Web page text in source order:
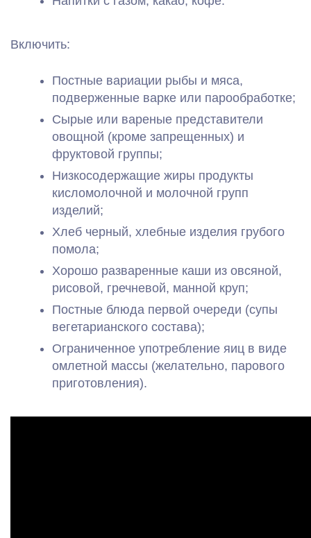
Включить:
Постные вариации рыбы и мяса,
подверженные варке или парообработке;
Сырые или вареные представители
овощной (кроме запрещенных) и
фруктовой группы;
Низкосодержащие жиры продукты
кисломолочной и молочной групп
изделий;
Хлеб черный, хлебные изделия грубого
помола;
Хорошо разваренные каши из овсяной,
рисовой, гречневой, манной круп;
Постные блюда первой очереди (супы
вегетарианского состава);
Ограниченное употребление яиц в виде
омлетной массы (желательно, парового
приготовления).